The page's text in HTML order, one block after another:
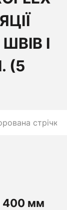
І
(5
стрічка
400 мм